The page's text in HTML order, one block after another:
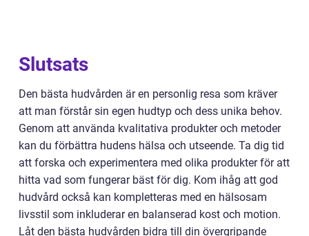
Slutsats
Den bästa hudvården är en personlig resa som kräver
att man förstår sin egen hudtyp och dess unika behov.
Genom att använda kvalitativa produkter och metoder
kan du förbättra hudens hälsa och utseende. Ta dig tid
att forska och experimentera med olika produkter för att
hitta vad som fungerar bäst för dig. Kom ihåg att god
hudvård också kan kompletteras med en hälsosam
livsstil som inkluderar en balanserad kost och motion.
Låt den bästa hudvården bidra till din övergripande